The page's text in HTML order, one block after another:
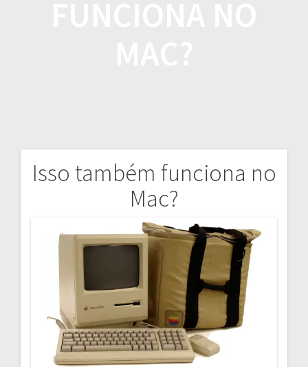
Isso também funciona no
Mac?
Navegação
artigos